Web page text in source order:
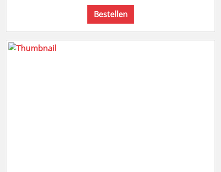
Bestellen